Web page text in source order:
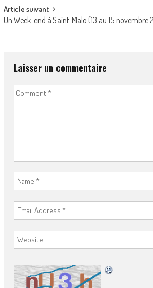
Article suivant
Un Week-end à Saint-Malo (13 au 15 novembre
Laisser un commentaire